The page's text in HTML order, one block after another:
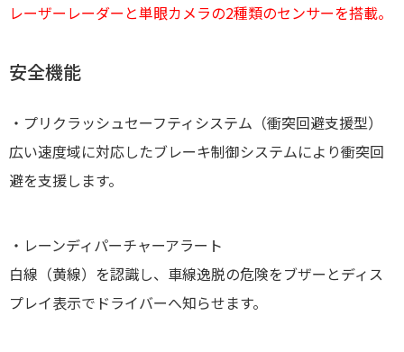
レーザーレーダーと単眼カメラの2種類のセンサーを搭載。
安全機能
・プリクラッシュセーフティシステム（衝突回避支援型）
広い速度域に対応したブレーキ制御システムにより衝突回
避を支援します。
・レーンディパーチャーアラート
白線（黄線）を認識し、車線逸脱の危険をブザーとディス
プレイ表示でドライバーへ知らせます。